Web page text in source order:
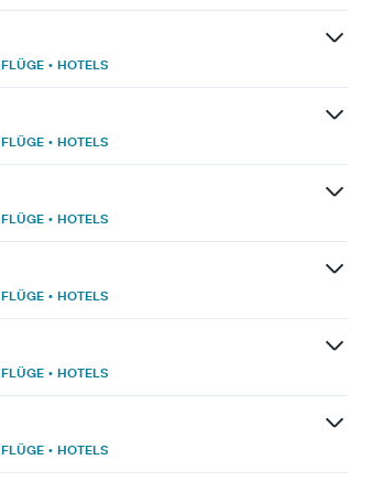
FLÜGE • HOTELS
FLÜGE • HOTELS
FLÜGE • HOTELS
FLÜGE • HOTELS
FLÜGE • HOTELS
FLÜGE • HOTELS